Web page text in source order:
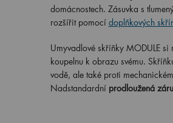
domácnostech. Zásuvka s
rozšířit pomocí doplňkových
Umyvadlové skříňky MODULE
koupelnu k obrazu svému.
vodě, ale také proti
Nadstandardní prodloužená